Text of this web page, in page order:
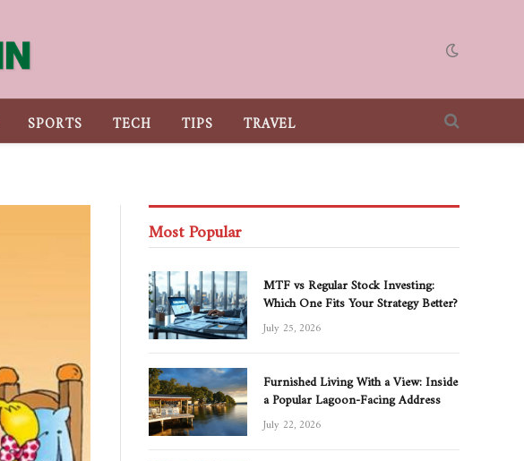
SPORTS TECH TIPS TRAVEL
Most Popular
MTF vs Regular Stock Investing:
Which One Fits Your Strategy Better?
July 25, 2026
Furnished Living With a View: Inside
a Popular Lagoon-Facing Address
July 22, 2026